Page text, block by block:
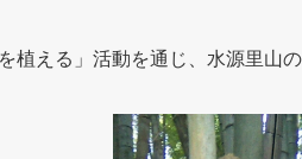
植える」活動を通じ、水源里山